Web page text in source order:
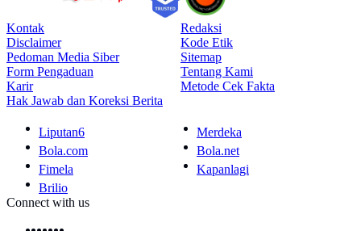
Kontak
Redaksi
Disclaimer
Kode Etik
Pedoman Media Siber
Sitemap
Form Pengaduan
Tentang Kami
Karir
Metode Cek Fakta
Hak Jawab dan Koreksi Berita
Liputan6
Merdeka
Bola.com
Bola.net
Fimela
Kapanlagi
Brilio
Connect with us